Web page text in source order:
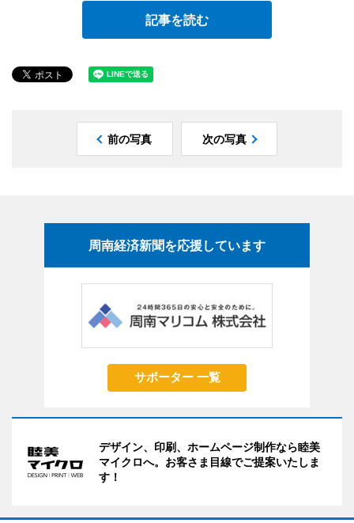
記事を読む
前の写真 次の写真
周南経済新聞を応援しています
サポーター 一覧
デザイン、印刷、ホームページ制作なら睦美
マイクロへ。お客さま目線でご提案いたしま
す！